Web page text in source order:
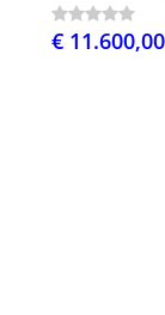
€ 11.600,00